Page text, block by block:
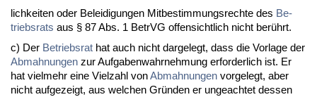
lich­kei­ten oder Be­lei­di­gun­gen Mit­be­stim­mungs­rech­te des Be­
triebs­rats aus § 87 Abs. 1 Be­trVG of­fen­sicht­lich nicht berührt.
c) Der Be­triebs­rat hat auch nicht dar­ge­legt, dass die Vor­la­ge der
Ab­mah­nun­gen zur Auf­ga­ben­wahr­neh­mung er­for­der­lich ist. Er
hat viel­mehr ei­ne Viel­zahl vonAb­mah­nun­gen vor­ge­legt, aber
nicht auf­ge­zeigt, aus wel­chen Gründen er un­ge­ach­tet des­sen